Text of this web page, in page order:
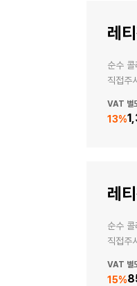
레
순수
직접주
VAT 별
13%
레
순수
직접주
VAT 별
15%